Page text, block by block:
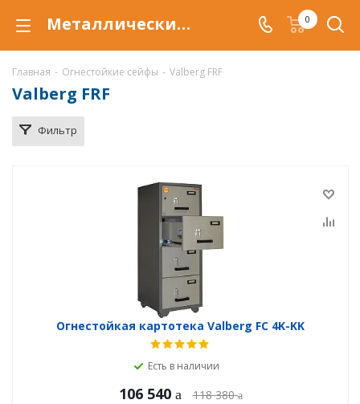
Металлические огнестойкие картотеки Valberg FRF купить в Саратове по низкой цене c доставкой 0
Главная - Огнестойкие сейфы - Valberg FRF
Valberg FRF
Фильтр
Огнестойкая картотека Valberg FC 4K-KK
Есть в наличии
106 540 118 380